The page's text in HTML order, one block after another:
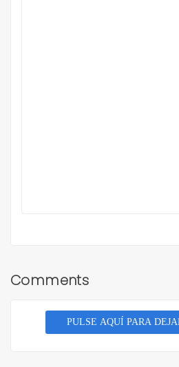
Comments
PULSE AQUÍ PARA